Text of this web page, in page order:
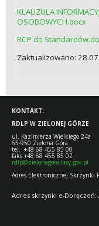
KLAUZULA
OSOBOWYCH.docx
RCP do
Zaktualizowano:
KONTAKT:
RDLP W ZIELONEJ GÓRZE
ul. Kazimierza Wielkiego 24a
65-950 Zielona Góra
tel. +48 68 455 85 00
faks +48 68 455 85 02
rdlp@zielonagora.lasy.gov.pl
Adres Elektronicznej Skrzynki
Adres skrzynki e-Doręczeń: